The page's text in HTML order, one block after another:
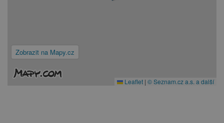
Zobrazit na Mapy.cz
Leaflet | © Seznam.cz a.s. a další